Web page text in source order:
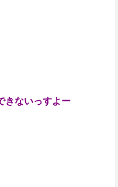
きないっすよー